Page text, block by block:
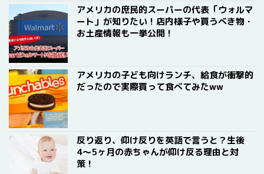
アメリカの庶民的スーパーの代表「ウォルマ
ート」が知りたい！店内様子や買うべき物・
お土産情報も一挙公開！
アメリカの子ども向けランチ、給食が衝撃的
だったので実際買って食べてみたww
反り返り、仰け反りを英語で言うと？生後
4〜5ヶ月の赤ちゃんが仰け反る理由と対
策！